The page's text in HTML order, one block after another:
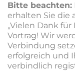
Bitte beachten:
erhalten Sie die
„Vielen Dank
Vortrag! Wir
Verbindung
erfolgreich und
verbindlich